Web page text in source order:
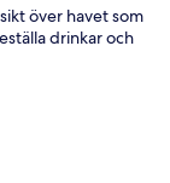
över havet som
drinkar och